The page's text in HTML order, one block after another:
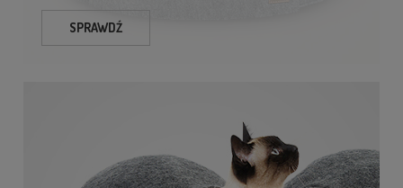
SPRAWDŹ